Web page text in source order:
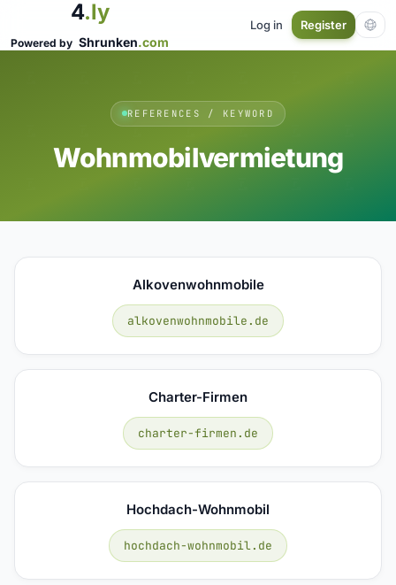
4.ly
Powered by Shrunken.com
Log in Register
REFERENCES / KEYWORD
Wohnmobilvermietung
Alkovenwohnmobile
alkovenwohnmobile.de
Charter-Firmen
charter-firmen.de
Hochdach-Wohnmobil
hochdach-wohnmobil.de